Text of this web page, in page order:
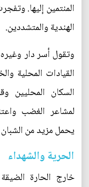
المنتمين إليها.
الهندية والمتشددين.
وتقول أسر دار
القيادات المحلية
السكان المحليين
لمشاعر الغضب
يحمل مزيد من الشبان
الحرية والشهداء
خارج الحارة